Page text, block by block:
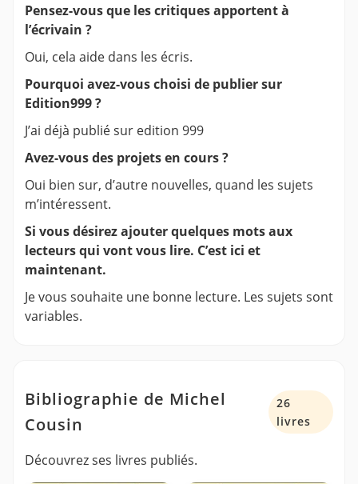
Pensez-vous que les critiques apportent à
l’écrivain ?
Oui, cela aide dans les écris.
Pourquoi avez-vous choisi de publier sur
Edition999 ?
J’ai déjà publié sur edition 999
Avez-vous des projets en cours ?
Oui bien sur, d’autre nouvelles, quand les sujets
m’intéressent.
Si vous désirez ajouter quelques mots aux
lecteurs qui vont vous lire. C’est ici et
maintenant.
Je vous souhaite une bonne lecture. Les sujets sont
variables.
Bibliographie de Michel
Cousin
26
livres
Découvrez ses livres publiés.